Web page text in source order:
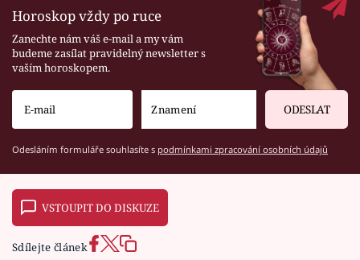
Horoskop vždy po ruce
Zanechte nám váš e-mail a my vám
budeme zasílat pravidelný newsletter s
vaším horoskopem.
ODESLAT
Odesláním formuláře souhlasíte s podmínkami zpracování osobních údajů
VSTOUPIT DO DISKUZE
Sdílejte článek